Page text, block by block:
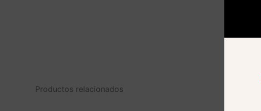
Productos relacionados